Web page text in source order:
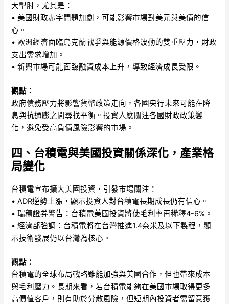
大掣肘，尤其是：
• 美國財政赤字問題加劇，可能影響市場對美元與美債的信
心。
• 歐洲經濟面臨烏克蘭戰爭與能源價格波動的雙重壓力，財政
支出需求增加。
• 新興市場可能面臨融資成本上升，導致經濟成長受限。
觀點：
政府債務壓力將影響貨幣政策走向，各國央行未來可能在降
息與抗通膨之間尋找平衡。投資人應關注各國財政政策變
化，避免受高負債風險影響的市場。
四、台積電與美國投資關係深化，產業格
局變化
台積電宣布擴大美國投資，引發市場關注：
• ADR逆勢上漲，顯示投資人對台積電長期成長仍有信心。
• 瑞穗證券警告：台積電美國投資將使毛利率再稀釋4-6%。
• 經濟部強調：台積電將在台灣推進1.4奈米及以下製程，顯
示技術發展仍以台灣為核心。
觀點：
台積電的全球布局戰略雖能加強與美國合作，但也帶來成本
與毛利壓力。長期來看，若台積電能夠在美國市場取得更多
高價值客戶，則有助於分散風險，但短期內投資者需留意獲